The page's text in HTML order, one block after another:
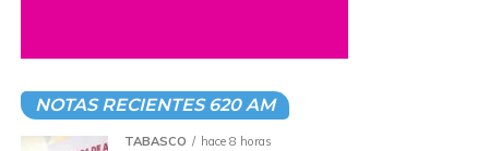
NOTAS RECIENTES 620 AM
TABASCO hace 8 horas